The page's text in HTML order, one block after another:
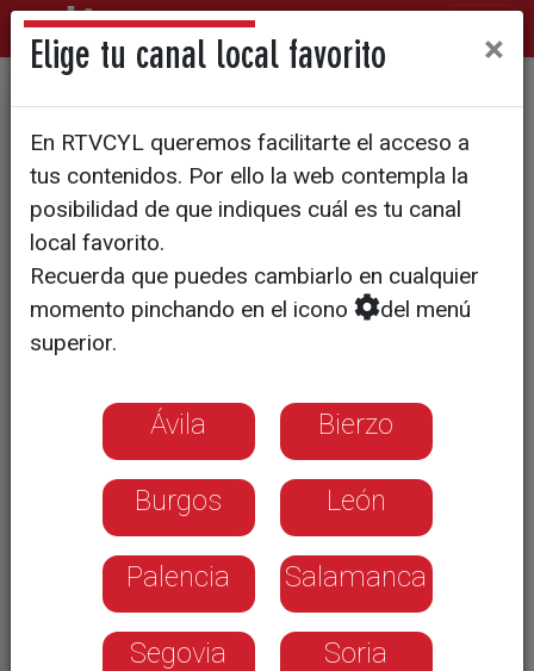
León
Estos son los alcaldes que
más cobran y los que menos
en Castilla y León
Seis de cada diez ediles no cobra un
se encuentran en una horquilla muy
amplia: entre los 25 euros y los 90.000
Elige tu canal local favorito ×
En RTVCYL queremos facilitarte el acceso a
tus contenidos. Por ello la web contempla la
posibilidad de que indiques cuál es tu canal
local favorito.
Recuerda que puedes cambiarlo en cualquier
momento pinchando en el icono
del menú
superior.
Ávila Bierzo
Burgos León
Palencia Salamanca
Segovia Soria